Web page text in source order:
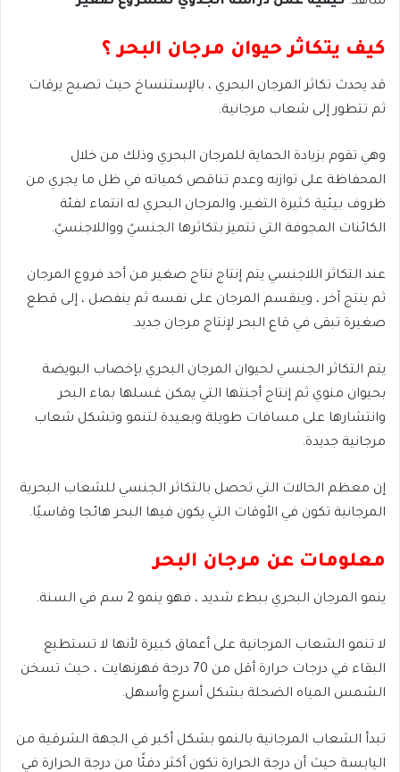
كيف يتكاثر حيوان مرجان البحر ؟
قد يحدث تكاثر المرجان البحري ، بالإستنساخ حيث تصبح يرقات
ثم تتطور إلى شعاب مرجانية.
وهي تقوم بزيادة الحماية للمرجان البحري وذلك من خلال
المحفاظة على توازنه وعدم تناقص كمياته في ظل ما يجري من
ظروف بيئية كثيرة التغير، والمرجان البحري له انتماء لفئة
الكائنات المجوفة التي تتميز بتكاثرها الجنسيً وواللاجنسيً.
عند التكاثر اللاجنسي يتم إنتاج نتاج صغير من أحد فروع المرجان
ثم ينتج آخر ، وينقسم المرجان على نفسه ثم ينفصل ، إلى قطع
صغيرة تبقى في قاع البحر لإنتاج مرجان جديد.
يتم التكاثر الجنسي لحيوان المرجان البحري بإخصاب البويضة
بحيوان منوي ثم إنتاج أجنتها التي يمكن غسلها بماء البحر
وانتشارها على مسافات طويلة وبعيدة لتنمو وتشكل شعاب
مرجانية جديدة.
إن معظم الحالات التي تحصل بالتكاثر الجنسي للشعاب البحرية
المرجانية تكون في الأوقات التي يكون فيها البحر هائجا وقاسيًا.
معلومات عن مرجان البحر
ينمو المرجان البحري ببطء شديد ، فهو ينمو 2 سم في السنة.
لا تنمو الشعاب المرجانية على أعماق كبيرة لأنها لا تستطيع
البقاء في درجات حرارة أقل من 70 درجة فهرنهايت ، حيث تسخن
الشمس المياه الضحلة بشكل أسرع وأسهل.
تبدأ الشعاب المرجانية بالنمو بشكل أكبر في الجهة الشرقية من
اليابسة حيث أن درجة الحرارة تكون أكثر دفئًا من درجة الحرارة في